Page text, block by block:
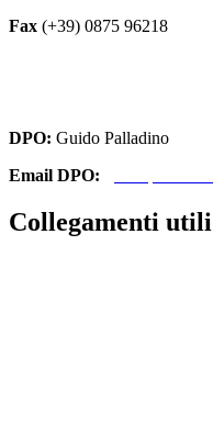
Fax (+39) 0875 96218
DPO: Guido Palladino
Email DPO:
Collegamenti utili